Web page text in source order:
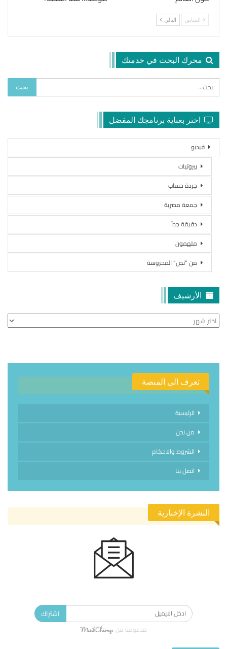
السابق التالي
محرك البحث في خدمتك
اختر بعناية برنامجك المفضل
فيديو
بيروتيات
جردة حساب
جمعة مصرية
دقيقة جداً
ملهمون
من “نص” المحروسة
الأرشيف
الأرشيف
تعرف الى المنصة
الرئيسية
من نحن
الشروط والاحكام
اتصل بنا
النشرة الإخبارية
اشتراك
مدعومة من